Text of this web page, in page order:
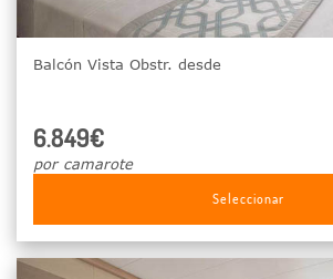
Balcón Vista Obstr. desde
6.849€
por camarote
Seleccionar